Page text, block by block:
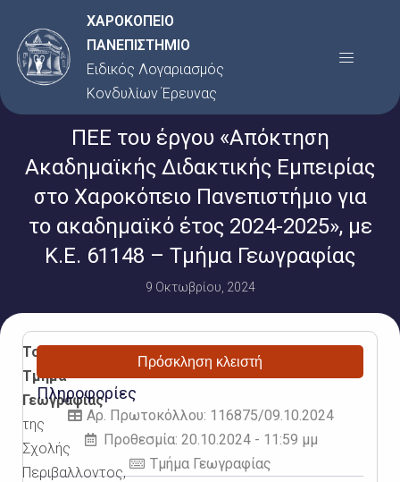
στο
περιεχόμενο
ΧΑΡΟΚΟΠΕΙΟ
ΠΑΝΕΠΙΣΤΗΜΙΟ
Ειδικός Λογαριασμός
Κονδυλίων Έρευνας
Menu
ΠΕΕ του έργου «Απόκτηση
Ακαδημαϊκής Διδακτικής Εμπειρίας
στο Χαροκόπειο Πανεπιστήμιο για
το ακαδημαϊκό έτος 2024-2025», με
Κ.Ε. 61148 – Τμήμα Γεωγραφίας
9 Οκτωβρίου, 2024
Το
Τμήμα
Γεωγραφίας
της
Σχολής
Περιβαλλοντος,
Πρόσκληση κλειστή
Πληροφορίες
Αρ. Πρωτοκόλλου: 116875/09.10.2024
Προθεσμία: 20.10.2024 - 11:59 μμ
Τμήμα Γεωγραφίας